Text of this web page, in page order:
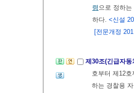
령 으로 정하
하다. <신설
[전문개정
제30조(긴급자
호부터 제12
하는 경찰용